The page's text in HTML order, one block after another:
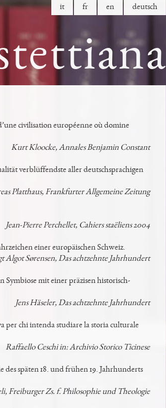
deutsch
en
fr
it
civilisation européenne où domine
Kurt Kloocke, Annales Benjamin Constant
verblüffendste aller deutschsprachigen
Platthaus, Frankfurter Allgemeine Zeitung
Jean-Pierre Perchellet, Cahiers staëliens 2004
einer europäischen Schweiz.
Algot Sørensen, Das achtzehnte Jahrhundert
Symbiose mit einer präzisen historisch-
Jens Häseler, Das achtzehnte Jahrhundert
per chi intenda studiare la storia culturale
Raffaello Ceschi in: Archivio Storico Ticinese
späten 18. und frühen 19. Jahrhunderts
Freiburger Zs. f. Philosophie und Theologie